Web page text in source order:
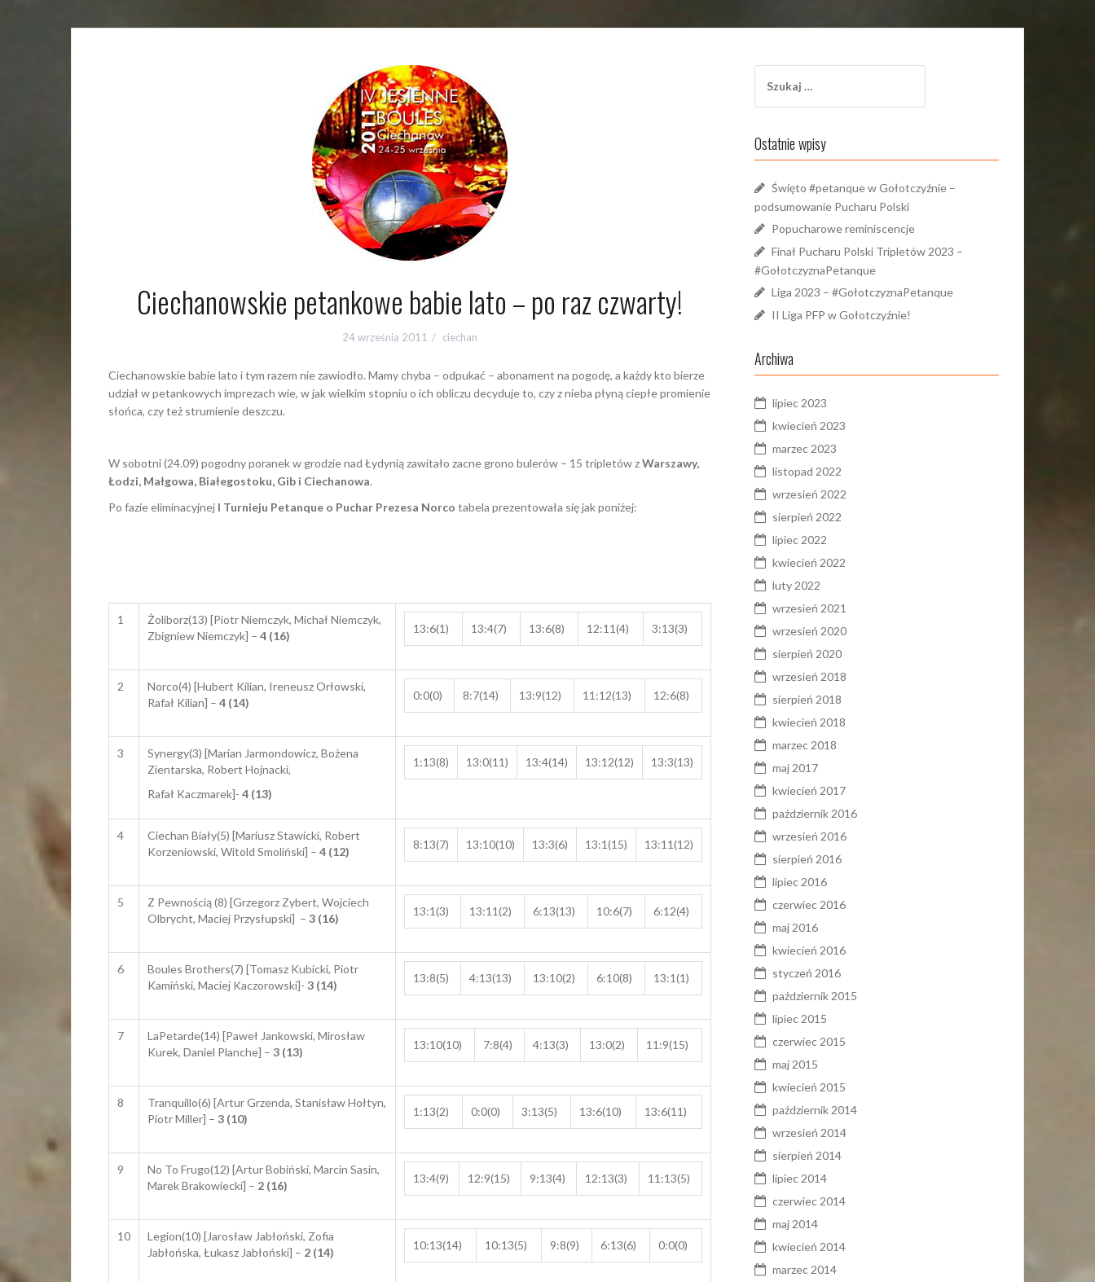
Ciechanowskie petankowe babie lato – po raz czwarty!
24 września 2011 ciechan
Ciechanowskie babie lato i tym razem nie zawiodło. Mamy chyba – odpukać – abonament na pogodę, a każdy kto bierze
udział w petankowych imprezach wie, w jak wielkim stopniu o ich obliczu decyduje to, czy z nieba płyną ciepłe promienie
słońca, czy też strumienie deszczu.
W sobotni (24.09) pogodny poranek w grodzie nad Łydynią zawitało zacne grono bulerów – 15 tripletów zWarszawy,
Łodzi, Małgowa, Białegostoku, Gib i Ciechanowa.
Po fazie eliminacyjnej I Turnieju Petanque o Puchar Prezesa Norco tabela prezentowała się jak poniżej:
1
Żoliborz(13) [Piotr Niemczyk, Michał Niemczyk,
Zbigniew Niemczyk] – 4 (16)
13:6(1) 13:4(7) 13:6(8) 12:11(4) 3:13(3)
2
Norco(4) [Hubert Kilian, Ireneusz Orłowski,
Rafał Kilian] – 4 (14)
0:0(0) 8:7(14) 13:9(12) 11:12(13) 12:6(8)
3
Synergy(3) [Marian Jarmondowicz, Bożena
Zientarska, Robert Hojnacki,
Rafał Kaczmarek]- 4 (13)
1:13(8) 13:0(11) 13:4(14) 13:12(12) 13:3(13)
4
Ciechan Biały(5) [Mariusz Stawicki, Robert
Korzeniowski, Witold Smoliński] – 4 (12)
8:13(7) 13:10(10) 13:3(6) 13:1(15) 13:11(12)
5
Z Pewnością (8) [Grzegorz Zybert, Wojciech
Olbrycht, Maciej Przysłupski] – 3 (16)
13:1(3) 13:11(2) 6:13(13) 10:6(7) 6:12(4)
6
Boules Brothers(7) [Tomasz Kubicki, Piotr
Kamiński, Maciej Kaczorowski]- 3 (14)
13:8(5) 4:13(13) 13:10(2) 6:10(8) 13:1(1)
7
LaPetarde(14) [Paweł Jankowski, Mirosław
Kurek, Daniel Planche] – 3 (13)
13:10(10) 7:8(4) 4:13(3) 13:0(2) 11:9(15)
8
Tranquillo(6) [Artur Grzenda, Stanisław Hołtyn,
Piotr Miller] – 3 (10)
1:13(2) 0:0(0) 3:13(5) 13:6(10) 13:6(11)
9
No To Frugo(12) [Artur Bobiński, Marcin Sasin,
Marek Brakowiecki] – 2 (16)
13:4(9) 12:9(15) 9:13(4) 12:13(3) 11:13(5)
10
Legion(10) [Jarosław Jabłoński, Zofia
Jabłońska, Łukasz Jabłoński] – 2 (14)
10:13(14) 10:13(5) 9:8(9) 6:13(6) 0:0(0)
Ostatnie wpisy
Święto #petanque w Gołotczyźnie –
podsumowanie Pucharu Polski
Popucharowe reminiscencje
Finał Pucharu Polski Tripletów 2023 –
#GołotczyznaPetanque
Liga 2023 – #GołotczyznaPetanque
II Liga PFP w Gołotczyźnie!
Archiwa
lipiec 2023
kwiecień 2023
marzec 2023
listopad 2022
wrzesień 2022
sierpień 2022
lipiec 2022
kwiecień 2022
luty 2022
wrzesień 2021
wrzesień 2020
sierpień 2020
wrzesień 2018
sierpień 2018
kwiecień 2018
marzec 2018
maj 2017
kwiecień 2017
październik 2016
wrzesień 2016
sierpień 2016
lipiec 2016
czerwiec 2016
maj 2016
kwiecień 2016
styczeń 2016
październik 2015
lipiec 2015
czerwiec 2015
maj 2015
kwiecień 2015
październik 2014
wrzesień 2014
sierpień 2014
lipiec 2014
czerwiec 2014
maj 2014
kwiecień 2014
marzec 2014